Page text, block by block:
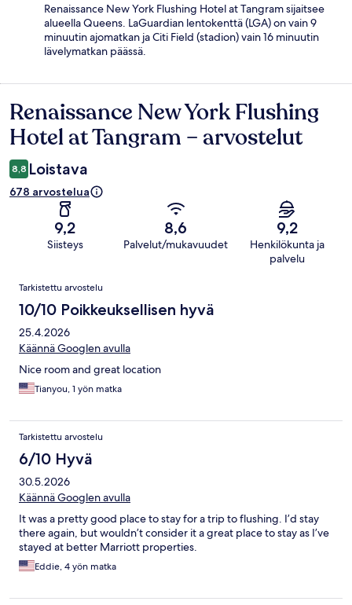
Renaissance New York Flushing Hotel at Tangram sijaitsee
alueella Queens. LaGuardian lentokenttä (LGA) on vain 9
minuutin ajomatkan ja Citi Field (stadion) vain 16 minuutin
lävelymatkan päässä.
Arvostelut
Renaissance New York Flushing
Hotel at Tangram – arvostelut
8,8 Loistava
678 arvostelua
9,2
Siisteys
8,6
Palvelut/mukavuudet
9,2
Henkilökunta ja
palvelu
Arvostelut
Tarkistettu arvostelu
10/10 Poikkeuksellisen hyvä
25.4.2026
Käännä Googlen avulla
Nice room and great location
Tianyou, 1 yön matka
Tarkistettu arvostelu
6/10 Hyvä
30.5.2026
Käännä Googlen avulla
It was a pretty good place to stay for a trip to flushing. I’d stay
there again, but wouldn’t consider it a great place to stay as I’ve
stayed at better Marriott properties.
Eddie, 4 yön matka